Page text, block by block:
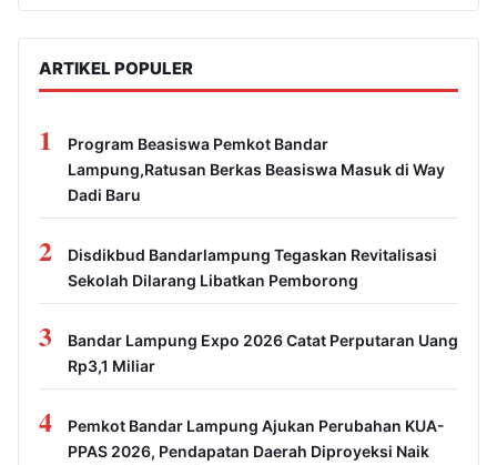
ARTIKEL POPULER
1
Program Beasiswa Pemkot Bandar
Lampung,Ratusan Berkas Beasiswa Masuk di Way
Dadi Baru
2
Disdikbud Bandarlampung Tegaskan Revitalisasi
Sekolah Dilarang Libatkan Pemborong
3
Bandar Lampung Expo 2026 Catat Perputaran Uang
Rp3,1 Miliar
4
Pemkot Bandar Lampung Ajukan Perubahan KUA-
PPAS 2026, Pendapatan Daerah Diproyeksi Naik